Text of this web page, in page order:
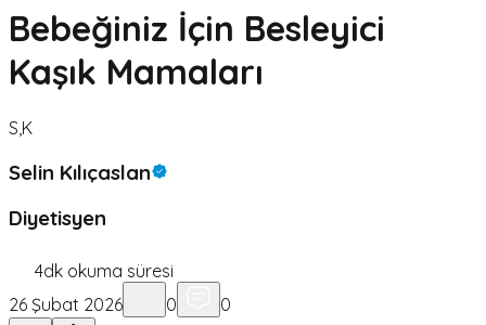
Bebeğiniz İçin Besleyici
Kaşık Mamaları
S,K
Selin Kılıçaslan
Diyetisyen
4dk okuma süresi
26 Şubat 2026
0 0